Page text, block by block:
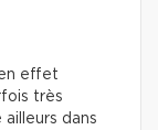
effet
très
dans